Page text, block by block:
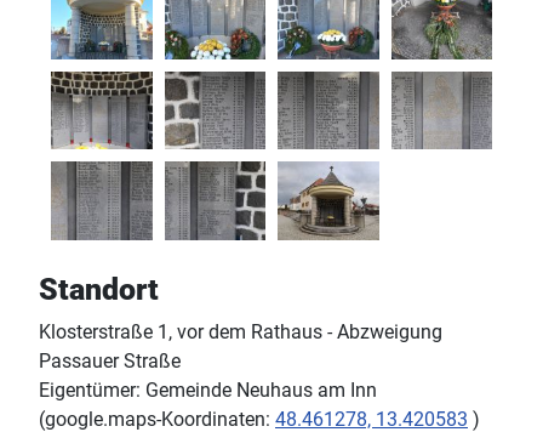
Standort
Klosterstraße 1, vor dem Rathaus - Abzweigung
Passauer Straße
Eigentümer: Gemeinde Neuhaus am Inn
(google.maps-Koordinaten: 48.461278, 13.420583 )